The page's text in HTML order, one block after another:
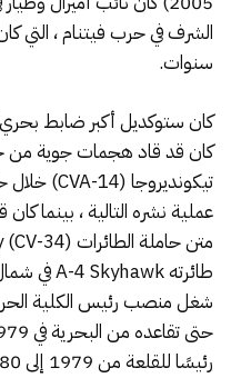
الشرف في حرب فيتنام ، التي
سنوات.
كان ستوكديل أكبر ضابط
كان قد قاد هجمات جوية من
رئيسًا للقلعة من 1979 إلى 1980.